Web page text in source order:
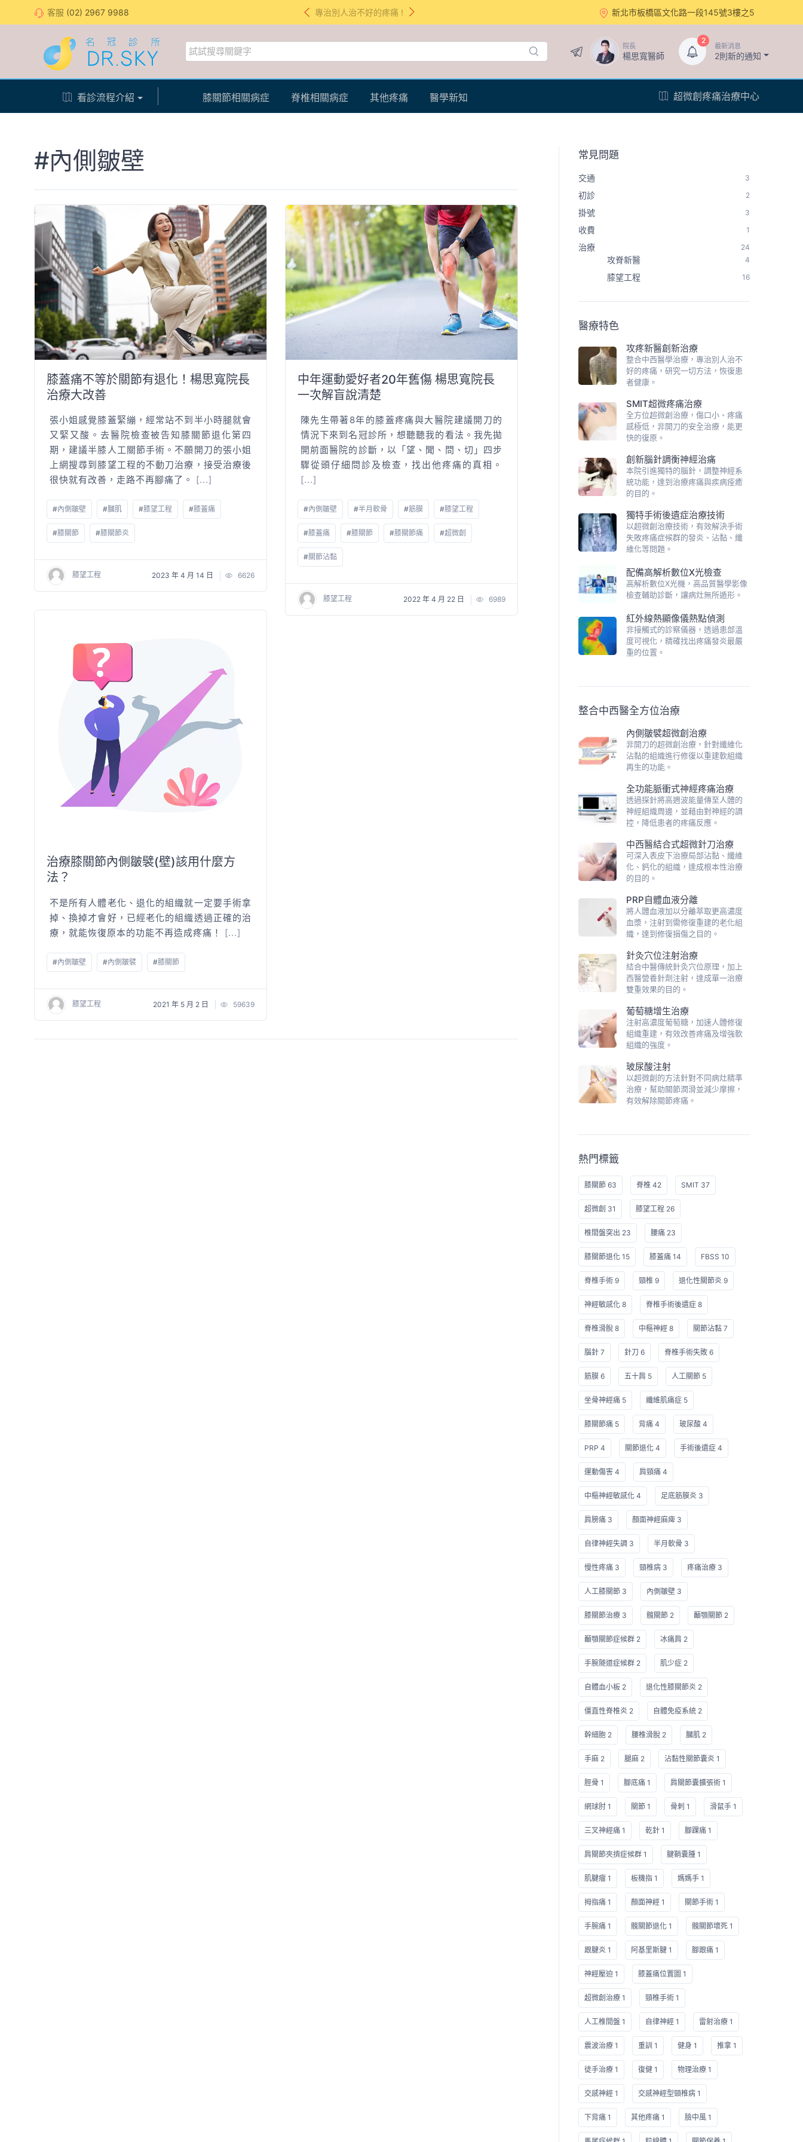
客服 (02) 2967 9988 專治別人治不好的疼痛 ! 新北市板橋區文化路一段145號3樓之5
院長
楊思寬醫師
2
最新消息
2則新的通知
看診流程介紹 膝關節相關病症 脊椎相關病症 其他疼痛 醫學新知 超微創疼痛治療中心
#內側皺壁
膝蓋痛不等於關節有退化！楊思寬院長
治療大改善
張小姐感覺膝蓋緊繃，經常站不到半小時腿就會
又緊又酸。去醫院檢查被告知膝關節退化第四
期，建議半膝人工關節手術。不願開刀的張小姐
上網搜尋到膝望工程的不動刀治療，接受治療後
很快就有改善，走路不再腳痛了。
[...]
#內側皺壁 #膕肌 #膝望工程 #膝蓋痛
#膝關節 #膝關節炎
膝望工程 2023 年 4 月 14 日 6626
中年運動愛好者20年舊傷 楊思寬院長
一次解盲說清楚
陳先生帶著8年的膝蓋疼痛與大醫院建議開刀的
情況下來到名冠診所，想聽聽我的看法。我先拋
開前面醫院的診斷，以「望、聞、問、切」四步
驟從頭仔細問診及檢查，找出他疼痛的真相。
[...]
#內側皺壁 #半月軟骨 #筋膜 #膝望工程
#膝蓋痛 #膝關節 #膝關節痛 #超微創
#關節沾黏
膝望工程 2022 年 4 月 22 日 6989
治療膝關節內側皺襞(壁)該用什麼方
法？
不是所有人體老化、退化的組織就一定要手術拿
掉、換掉才會好，已經老化的組織透過正確的治
療，就能恢復原本的功能不再造成疼痛！ [...]
#內側皺壁 #內側皺襞 #膝關節
膝望工程 2021 年 5 月 2 日 59639
常見問題
交通 3
初診 2
掛號 3
收費 1
治療 24
攻脊新醫 4
膝望工程 16
醫療特色
攻疼新醫創新治療
整合中西醫學治療，專治別人治不
好的疼痛，研究一切方法，恢復患
者健康。
SMIT超微疼痛治療
全方位超微創治療，傷口小、疼痛
感極低，非開刀的安全治療，能更
快的復原。
創新腦針調衡神經治痛
本院引進獨特的腦針，調整神經系
統功能，達到治療疼痛與疾病痊癒
的目的。
獨特手術後遺症治療技術
以超微創治療技術，有效解決手術
失敗疼痛症候群的發炎、沾黏、纖
維化等問題。
配備高解析數位X光檢查
高解析數位X光機，高品質醫學影像
檢查輔助診斷，讓病灶無所遁形。
紅外線熱顯像儀熱點偵測
非接觸式的診察儀器，透過患部溫
度可視化，精確找出疼痛發炎最嚴
重的位置。
整合中西醫全方位治療
內側皺襞超微創治療
非開刀的超微創治療，針對纖維化
沾黏的組織進行修復以重建軟組織
再生的功能。
全功能脈衝式神經疼痛治療
透過探針將高週波能量傳至人體的
神經組織周邊，並藉由對神經的調
控，降低患者的疼痛反應。
中西醫結合式超微針刀治療
可深入表皮下治療局部沾黏、纖維
化、鈣化的組織，達成根本性治療
的目的。
PRP自體血液分離
將人體血液加以分離萃取更高濃度
血漿，注射到需修復重建的老化組
織，達到修復損傷之目的。
針灸穴位注射治療
結合中醫傳統針灸穴位原理，加上
西醫營養針劑注射，達成單一治療
雙重效果的目的。
葡萄糖增生治療
注射高濃度葡萄糖，加速人體修復
組織重建，有效改善疼痛及增強軟
組織的強度。
玻尿酸注射
以超微創的方法針對不同病灶精準
治療，幫助關節潤滑並減少摩擦，
有效解除關節疼痛。
熱門標籤
膝關節 63 脊椎 42 SMIT 37
超微創 31 膝望工程 26
椎間盤突出 23 腰痛 23
膝關節退化 15 膝蓋痛 14 FBSS 10
脊椎手術 9 頸椎 9 退化性關節炎 9
神經敏感化 8 脊椎手術後遺症 8
脊椎滑脫 8 中樞神經 8 關節沾黏 7
腦針 7 針刀 6 脊椎手術失敗 6
筋膜 6 五十肩 5 人工關節 5
坐骨神經痛 5 纖維肌痛症 5
膝關節痛 5 背痛 4 玻尿酸 4
PRP 4 關節退化 4 手術後遺症 4
運動傷害 4 肩頸痛 4
中樞神經敏感化 4 足底筋膜炎 3
肩膀痛 3 顏面神經麻痺 3
自律神經失調 3 半月軟骨 3
慢性疼痛 3 頸椎病 3 疼痛治療 3
人工膝關節 3 內側皺壁 3
膝關節治療 3 髖關節 2 顳顎關節 2
顳顎關節症候群 2 冰痛肩 2
手腕隧道症候群 2 肌少症 2
自體血小板 2 退化性膝關節炎 2
僵直性脊椎炎 2 自體免疫系統 2
幹細胞 2 腰椎滑脫 2 膕肌 2
手麻 2 腿麻 2 沾黏性關節囊炎 1
脛骨 1 腳底痛 1 肩關節囊擴張術 1
網球肘 1 關節 1 骨刺 1 滑鼠手 1
三叉神經痛 1 乾針 1 腳踝痛 1
肩關節夾擠症候群 1 腱鞘囊腫 1
肌腱瘤 1 板機指 1 媽媽手 1
拇指痛 1 顏面神經 1 關節手術 1
手腕痛 1 髖關節退化 1 髖關節壞死 1
跟腱炎 1 阿基里斯腱 1 腳跟痛 1
神經壓迫 1 膝蓋痛位置圖 1
超微創治療 1 頸椎手術 1
人工椎間盤 1 自律神經 1 雷射治療 1
震波治療 1 重訓 1 健身 1 推拿 1
徒手治療 1 復健 1 物理治療 1
交感神經 1 交感神經型頸椎病 1
下背痛 1 其他疼痛 1 臉中風 1